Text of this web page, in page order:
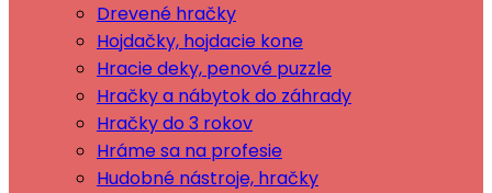
Drevené hračky
Hojdačky, hojdacie kone
Hracie deky, penové puzzle
Hračky a nábytok do záhrady
Hračky do 3 rokov
Hráme sa na profesie
Hudobné nástroje, hračky